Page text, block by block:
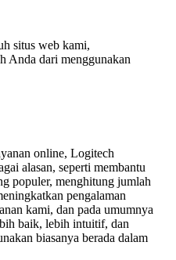
situs web kami,
Anda dari menggunakan
online, Logitech
alasan, seperti membantu
populer, menghitung jumlah
pengalaman
kami, dan pada umumnya
baik, lebih intuitif, dan
biasanya berada dalam